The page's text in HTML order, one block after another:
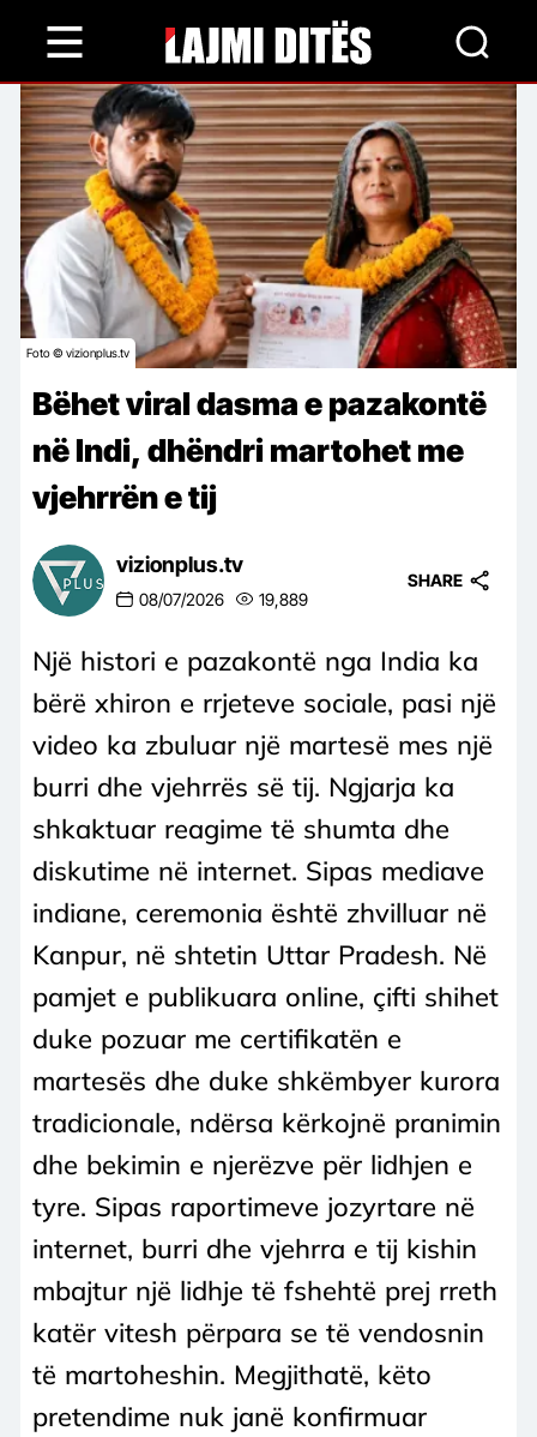
content
Foto © vizionplus.tv
Bëhet viral dasma e pazakontë
në Indi, dhëndri martohet me
vjehrrën e tij
vizionplus.tv
08/07/2026 19,889
SHARE
Një histori e pazakontë nga India ka
bërë xhiron e rrjeteve sociale, pasi një
video ka zbuluar një martesë mes një
burri dhe vjehrrës së tij. Ngjarja ka
shkaktuar reagime të shumta dhe
diskutime në internet. Sipas mediave
indiane, ceremonia është zhvilluar në
Kanpur, në shtetin Uttar Pradesh. Në
pamjet e publikuara online, çifti shihet
duke pozuar me certifikatën e
martesës dhe duke shkëmbyer kurora
tradicionale, ndërsa kërkojnë pranimin
dhe bekimin e njerëzve për lidhjen e
tyre. Sipas raportimeve jozyrtare në
internet, burri dhe vjehrra e tij kishin
mbajtur një lidhje të fshehtë prej rreth
katër vitesh përpara se të vendosnin
të martoheshin. Megjithatë, këto
pretendime nuk janë konfirmuar